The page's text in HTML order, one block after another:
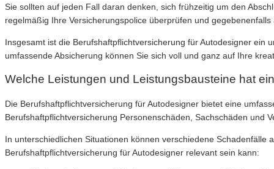
Sie sollten auf jeden Fall daran denken, sich frühzeitig um den
regelmäßig Ihre Versicherungspolice überprüfen und
Insgesamt ist die Berufshaftpflichtversicherung für Autodesigner
umfassende Absicherung können Sie sich voll und ganz auf Ihre
Welche Leistungen und Leistungsbausteine hat
Die Berufshaftpflichtversicherung für Autodesigner bietet eine
Berufshaftpflichtversicherung Personenschäden, Sachschäden und
In unterschiedlichen Situationen können verschiedene
Berufshaftpflichtversicherung für Autodesigner relevant sein kann: